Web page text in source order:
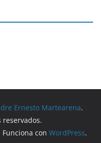
Ernesto Martearena.
reservados.
con WordPress.